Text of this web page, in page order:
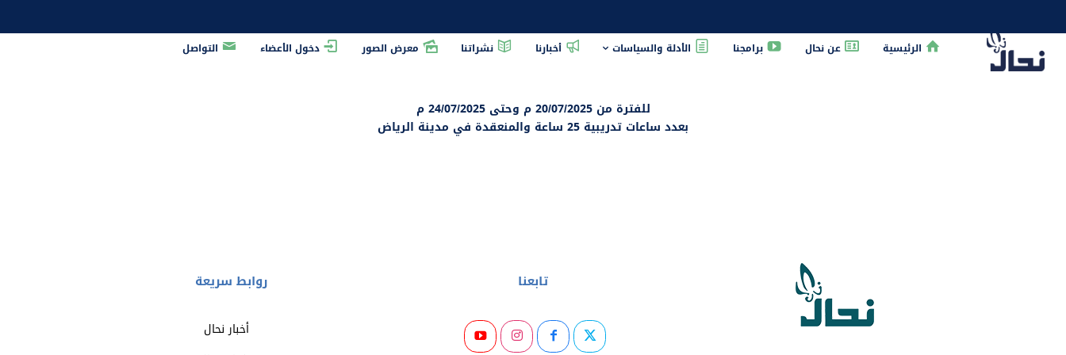
الرئيسية عن نحال برامجنا الأدلة والسياسات أخبارنا نشراتنا معرض الصور دخول الأعضاء التواصل
للفترة من 20/07/2025 م وحتى 24/07/2025 م
بعدد ساعات تدريبية 25 ساعة والمنعقدة في مدينة الرياض
تابعنا روابط سريعة
أخبار نحال